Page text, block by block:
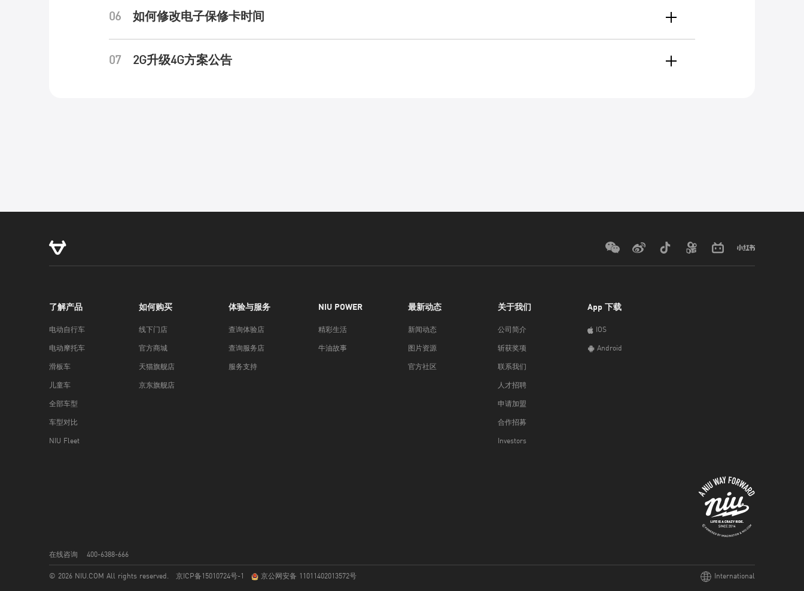
06 如何修改电子保修卡时间
07 2G升级4G方案公告
了解产品
电动自行车
电动摩托车
滑板车
儿童车
全部车型
车型对比
NIU Fleet
如何购买
线下门店
官方商城
天猫旗舰店
京东旗舰店
体验与服务
查询体验店
查询服务店
服务支持
NIU POWER
精彩生活
牛油故事
最新动态
新闻动态
图片资源
官方社区
关于我们
公司简介
斩获奖项
联系我们
人才招聘
申请加盟
合作招募
Investors
App 下载
IOS
Android
在线咨询 400-6388-666
© 2026 NIU.COM All rights reserved. 京ICP备15010724号-1 京公网安备 11011402013572号 International